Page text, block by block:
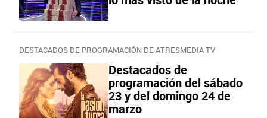
DESTACADOS DE PROGRAMACIÓN DE ATRESMEDIA TV
Destacados de
programación del sábado
23 y del domingo 24 de
marzo